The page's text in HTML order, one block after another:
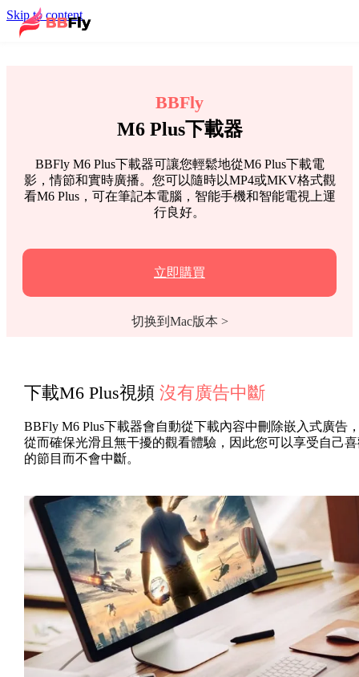
Skip to content
BBFly
M6 Plus下載器
BBFly M6 Plus下載器可讓您輕鬆地從M6 Plus下載電
影，情節和實時廣播。您可以隨時以MP4或MKV格式觀
看M6 Plus，可在筆記本電腦，智能手機和智能電視上運
行良好。
立即購買
切换到Mac版本 >
下載M6 Plus視頻 沒有廣告中斷
BBFly M6 Plus下載器會自動從下載內容中刪除嵌入式廣告
從而確保光滑且無干擾的觀看體驗，因此您可以享受自己
的節目而不會中斷。